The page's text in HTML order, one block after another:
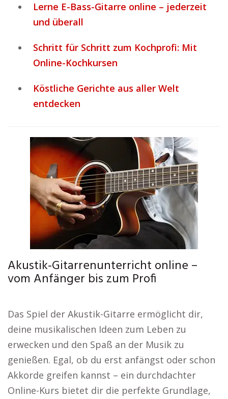
Lerne E-Bass-Gitarre online – jederzeit
und überall
Schritt für Schritt zum Kochprofi: Mit
Online-Kochkursen
Köstliche Gerichte aus aller Welt
entdecken
Akustik-Gitarrenunterricht online –
vom Anfänger bis zum Profi
Das Spiel der Akustik-Gitarre ermöglicht dir,
deine musikalischen Ideen zum Leben zu
erwecken und den Spaß an der Musik zu
genießen. Egal, ob du erst anfängst oder schon
Akkorde greifen kannst – ein durchdachter
Online-Kurs bietet dir die perfekte Grundlage,